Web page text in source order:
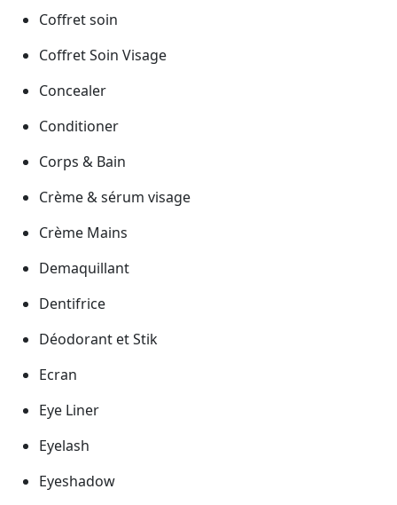
Coffret soin
Coffret Soin Visage
Concealer
Conditioner
Corps & Bain
Crème & sérum visage
Crème Mains
Demaquillant
Dentifrice
Déodorant et Stik
Ecran
Eye Liner
Eyelash
Eyeshadow